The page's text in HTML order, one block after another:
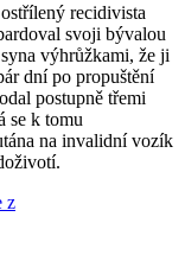
recidivista
svoji bývalou
výhrůžkami, že ji
dní po propuštění
postupně třemi
se k tomu
na invalidní vozík